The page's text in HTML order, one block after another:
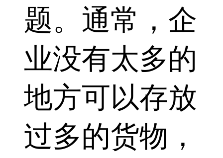
题。通常，企
业没有太多的
地方可以存放
过多的货物，